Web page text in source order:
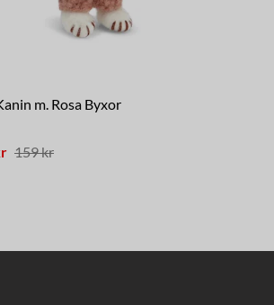
m. Rosa Byxor
159 kr